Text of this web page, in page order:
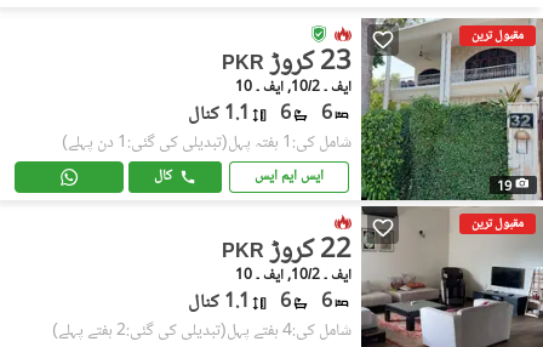
مقبول ترین
19
PKR 23 کروڑ
ایف ۔ 10/2, ایف ۔ 10
6
6 1.1 کنال
شامل کی:1 ہفتہ پہل (تبدیلی کی گئی:1 دن پہلے)
ایس ایم ایس کال
مقبول ترین
PKR 22 کروڑ
ایف ۔ 10/2, ایف ۔ 10
6
6 1.1 کنال
شامل کی:4 ہفتے پہل (تبدیلی کی گئی:2 ہفتے پہلے)